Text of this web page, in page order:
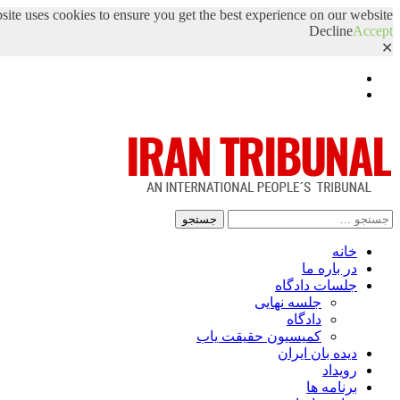
uses cookies to ensure you get the best experience on our website.
DeclineAccept
✕
جستجو
خانه
در باره ما
جلسات دادگاه
جلسه نهایی
دادگاه
کمیسیون حقیقت یاب
دیده بان ایران
رویداد
برنامه ها